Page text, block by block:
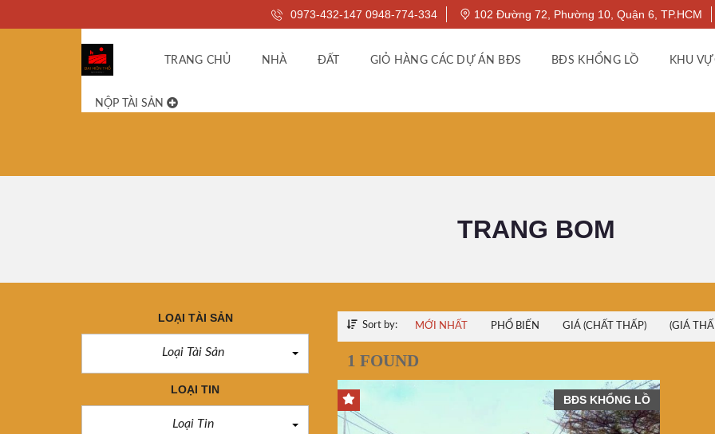
0973-432-147 0948-774-334 102 Đường 72, Phường 10, Quận 6, TP.HCM
TRANG CHỦ NHÀ ĐẤT GIỎ HÀNG CÁC DỰ ÁN BĐS BĐS KHỔNG LỒ KHU
NỘP TÀI SẢN
TRANG BOM
LOẠI TÀI SẢN
Loại Tài Sản
LOẠI TIN
Loại Tin
Sort by: MỚI NHẤT PHỔ BIẾN GIÁ (CHẤT THẤP) (GIÁ
1 FOUND
BĐS KHỔNG LỒ